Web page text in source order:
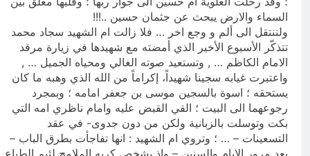
السماء والارض يبحث عن جثمان حسين ..!!!
ولننتقل الى ألم و وجع اخر … فلا زالت ام الشهيد سجاد محمد
تتذكّر الأسبوع الأخير الذي أمضته مع شهيدها في زيارة مرقد
الامام الكاظم … , وتستعيد صوته الغالي ومحياه الجميل … ,
واعتبرت غيابه سجينا شهيداً، إكراماً من الله الذي وهبه ما كان
يستحقه ؛ اسوة بالسجين موسى بن جعفر امامه ؛ وبمجرد
رجوعهما الى البيت ؛ القي القبض عليه وامام ناظري امه التي
بكت وتوسلت بالزبانية ولكن من دون جدوى- في عقد
التسعينات – … ؛ وتروي ام الشهيد : انها تفاجأت بطرق الباب –